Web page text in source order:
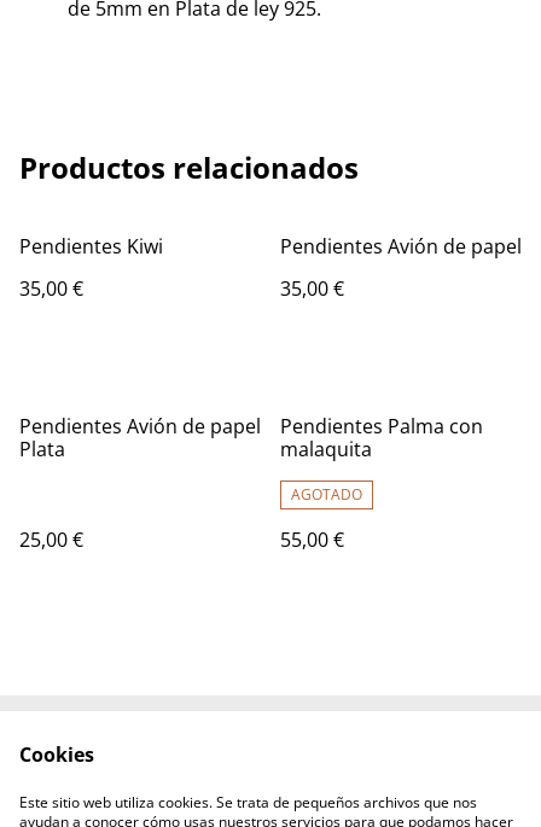
de 5mm en Plata de ley 925.
Productos relacionados
Pendientes Kiwi
35,00 €
Pendientes Avión de papel
35,00 €
Pendientes Avión de papel
Plata
25,00 €
Pendientes Palma con
malaquita
AGOTADO
55,00 €
Política de Privacidad
Política de Cookies
Cookies
Este sitio web utiliza cookies. Se trata de pequeños archivos que nos
ayudan a conocer cómo usas nuestros servicios para que podamos hacer